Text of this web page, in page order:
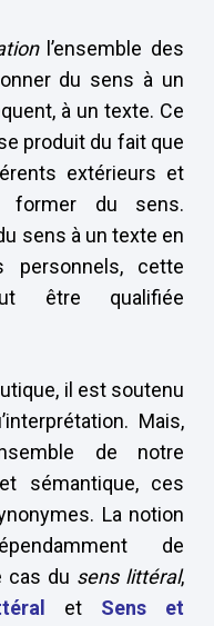
l’ensemble des
du sens à un
à un texte. Ce
produit du fait que
extérieurs et
former du sens.
sens à un texte en
personnels, cette
être qualifiée
il est soutenu
Mais,
de notre
sémantique, ces
La notion
de
cas du sens littéral,
et Sens et